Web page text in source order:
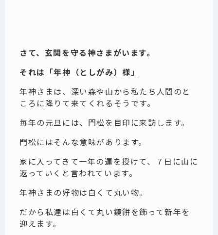
さて、玄関を守る神さまがいます。
それは 「年神（としがみ）様」
年神さまは、深い森や山から私たち人間のと
ころに降りて来てくれるそうです。
毎年の元旦には、門松を目印に来訪します。
門松にはそんな意味があります。
家に入ってきて一年の運を授けて、７日に山に
返っていくと言われています。
年神さまの好物は白くて丸い物。
だから私達は白くて丸い鏡餅を飾って新年を
迎えます。